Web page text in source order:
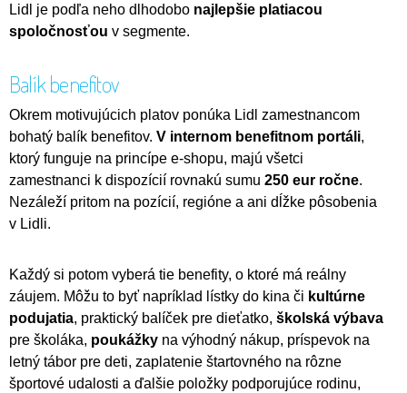
Lidl je podľa neho dlhodobo najlepšie platiacou
spoločnosťou v segmente.
Balík benefitov
Okrem motivujúcich platov ponúka Lidl zamestnancom
bohatý balík benefitov. V internom benefitnom portáli,
ktorý funguje na princípe e-shopu, majú všetci
zamestnanci k dispozícií rovnakú sumu 250 eur ročne.
Nezáleží pritom na pozícií, regióne a ani dĺžke pôsobenia
v Lidli.
Každý si potom vyberá tie benefity, o ktoré má reálny
záujem. Môžu to byť napríklad lístky do kina či kultúrne
podujatia, praktický balíček pre dieťatko, školská výbava
pre školáka, poukážky na výhodný nákup, príspevok na
letný tábor pre deti, zaplatenie štartovného na rôzne
športové udalosti a ďalšie položky podporujúce rodinu,